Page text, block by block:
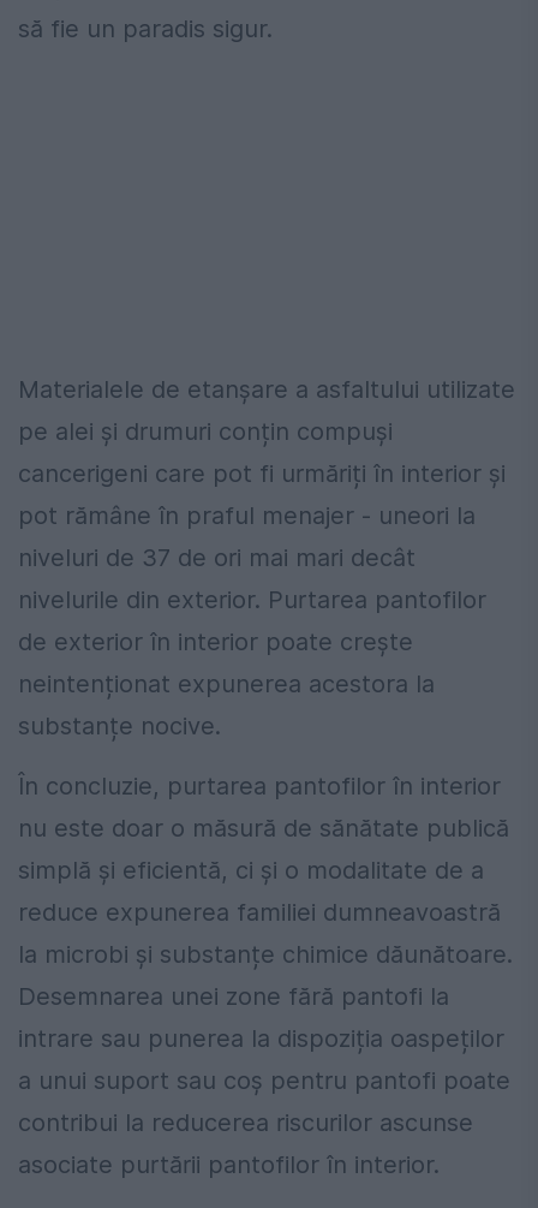
să fie un paradis sigur.
Materialele de etanșare a asfaltului utilizate
pe alei și drumuri conțin compuși
cancerigeni care pot fi urmăriți în interior și
pot rămâne în praful menajer - uneori la
niveluri de 37 de ori mai mari decât
nivelurile din exterior. Purtarea pantofilor
de exterior în interior poate crește
neintenționat expunerea acestora la
substanțe nocive.
În concluzie, purtarea pantofilor în interior
nu este doar o măsură de sănătate publică
simplă și eficientă, ci și o modalitate de a
reduce expunerea familiei dumneavoastră
la microbi și substanțe chimice dăunătoare.
Desemnarea unei zone fără pantofi la
intrare sau punerea la dispoziția oaspeților
a unui suport sau coș pentru pantofi poate
contribui la reducerea riscurilor ascunse
asociate purtării pantofilor în interior.